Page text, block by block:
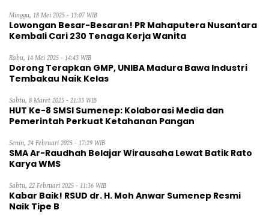
Minggu, 18 Mei 2025 - 13:07 WIB
Lowongan Besar-Besaran! PR Mahaputera Nusantara
Kembali Cari 230 Tenaga Kerja Wanita
Rabu, 14 Mei 2025 - 14:43 WIB
Dorong Terapkan GMP, UNIBA Madura Bawa Industri
Tembakau Naik Kelas
Sabtu, 8 Maret 2025 - 21:33 WIB
HUT Ke-8 SMSI Sumenep: Kolaborasi Media dan
Pemerintah Perkuat Ketahanan Pangan
Senin, 24 Februari 2025 - 17:29 WIB
SMA Ar-Raudhah Belajar Wirausaha Lewat Batik Rato
Karya WMS
Sabtu, 22 Februari 2025 - 11:36 WIB
Kabar Baik! RSUD dr. H. Moh Anwar Sumenep Resmi
Naik Tipe B